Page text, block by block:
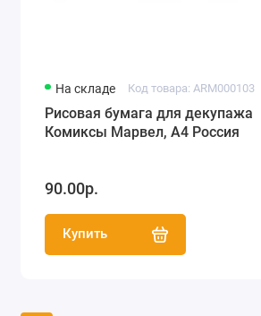
На складе Код товара: ARM000103
Рисовая бумага для декупажа
Комиксы Марвел, А4 Россия
90.00р.
Купить